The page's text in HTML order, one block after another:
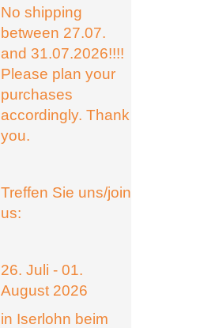
No shipping
between 27.07.
and 31.07.2026!!!!
Please plan your
purchases
accordingly. Thank
you.
Treffen Sie uns/join
us:
26. Juli - 01.
August 2026
in Iserlohn beim